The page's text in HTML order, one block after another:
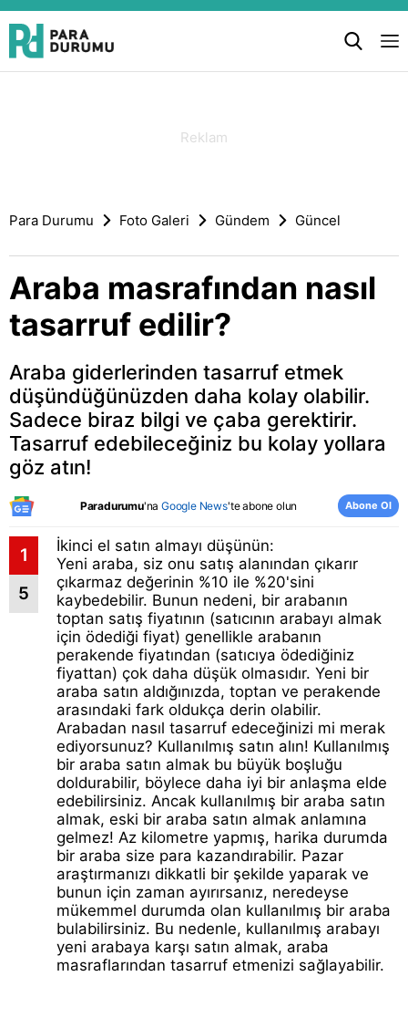
Para Durumu Foto Galeri Gündem Güncel
Araba masrafından nasıl
tasarruf edilir?
Araba giderlerinden tasarruf etmek
düşündüğünüzden daha kolay olabilir.
Sadece biraz bilgi ve çaba gerektirir.
Tasarruf edebileceğiniz bu kolay yollara
göz atın!
Paradurumu'naGoogle News'te abone olun Abone Ol
1
5
İkinci el satın almayı düşünün:
Yeni araba, siz onu satış alanından çıkarır
çıkarmaz değerinin %10 ile %20'sini
kaybedebilir. Bunun nedeni, bir arabanın
toptan satış fiyatının (satıcının arabayı almak
için ödediği fiyat) genellikle arabanın
perakende fiyatından (satıcıya ödediğiniz
fiyattan) çok daha düşük olmasıdır. Yeni bir
araba satın aldığınızda, toptan ve perakende
arasındaki fark oldukça derin olabilir.
Arabadan nasıl tasarruf edeceğinizi mi merak
ediyorsunuz? Kullanılmış satın alın! Kullanılmış
bir araba satın almak bu büyük boşluğu
doldurabilir, böylece daha iyi bir anlaşma elde
edebilirsiniz. Ancak kullanılmış bir araba satın
almak, eski bir araba satın almak anlamına
gelmez! Az kilometre yapmış, harika durumda
bir araba size para kazandırabilir. Pazar
araştırmanızı dikkatli bir şekilde yaparak ve
bunun için zaman ayırırsanız, neredeyse
mükemmel durumda olan kullanılmış bir araba
bulabilirsiniz. Bu nedenle, kullanılmış arabayı
yeni arabaya karşı satın almak, araba
masraflarından tasarruf etmenizi sağlayabilir.